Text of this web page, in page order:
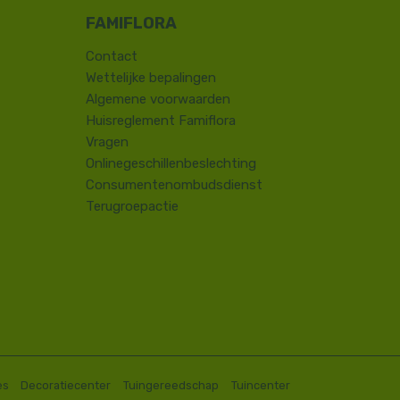
Contact
​Wettelijke bepalingen
Algemene voorwaarden
Huisreglement Famiflora
Vragen
Onlinegeschillenbeslechting
Consumentenombudsdienst
Terugroepactie
Decoratiecenter Tuingereedschap Tuincenter